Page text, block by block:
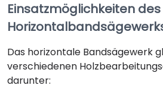
Einsatzmöglichkeiten des
Das horizontale Bandsägewerk
verschiedenen
darunter: